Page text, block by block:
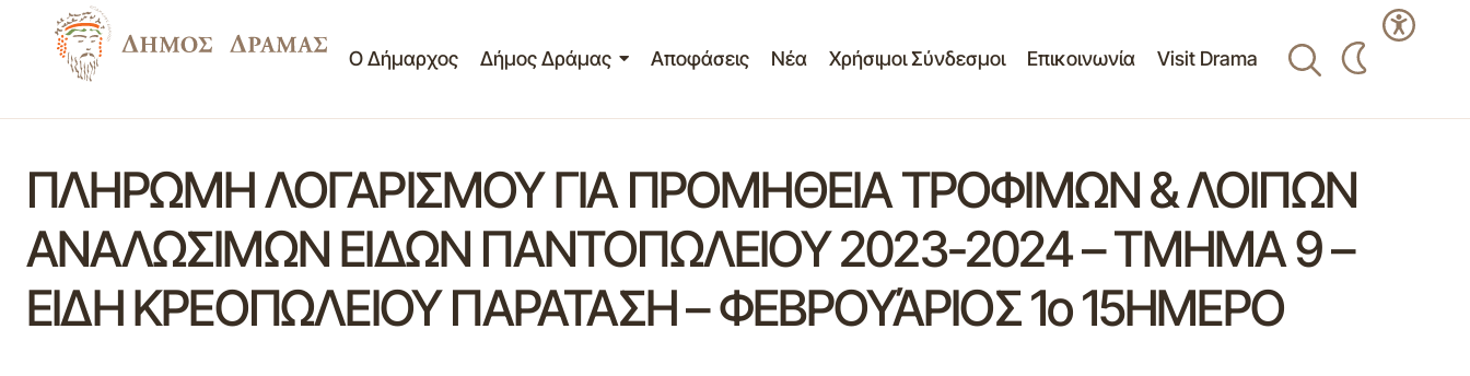
Ο Δήμαρχος Δήμος Δράμας Αποφάσεις Νέα Χρήσιμοι Σύνδεσμοι Επικοινωνία Visit Drama
ΠΛΗΡΩΜΗ ΛΟΓΑΡΙΣΜΟΥ ΓΙΑ ΠΡΟΜΗΘΕΙΑ ΤΡΟΦΙΜΩΝ & ΛΟΙΠΩΝ
ΑΝΑΛΩΣΙΜΩΝ ΕΙΔΩΝ ΠΑΝΤΟΠΩΛΕΙΟΥ 2023-2024 – ΤΜΗΜΑ 9 –
ΕΙΔΗ ΚΡΕΟΠΩΛΕΙΟΥ ΠΑΡΑΤΑΣΗ – ΦΕΒΡΟΥΆΡΙΟΣ 1ο 15ΗΜΕΡΟ